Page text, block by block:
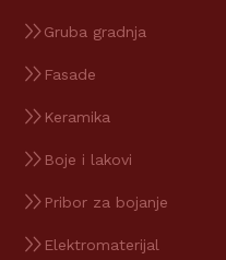
Gruba gradnja
Fasade
Keramika
Boje i lakovi
Pribor za bojanje
Elektromaterijal